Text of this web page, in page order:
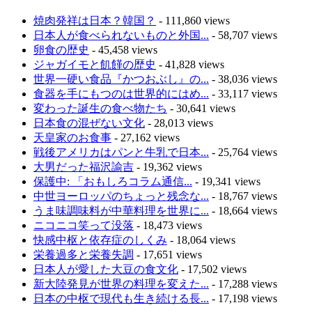
焼肉発祥は日本？韓国？ - 111,860 views
日本人が食べられないものと外国... - 58,707 views
卵食の歴史 - 45,458 views
ジャガイモと飢饉の歴史 - 41,828 views
世界一硬い食品『かつおぶし』の... - 38,036 views
食器を手にもつのは世界的にはめ... - 33,117 views
変わった誕生の食べ物たち - 30,641 views
日本食の混ぜない文化 - 28,013 views
天皇家のお食事 - 27,162 views
戦後アメリカはパンと牛乳で日本... - 25,764 views
大男だった福沢諭吉 - 19,362 views
保護中: 「おもしろコラム通信... - 19,341 views
中世ヨーロッパのちょっと残念な... - 18,767 views
うま味調味料が中華料理を世界に... - 18,664 views
ニコニコ笑って没落 - 18,473 views
快感中枢と依存症のしくみ - 18,064 views
栄養過多と栄養失調 - 17,651 views
日本人が愛した大豆の食文化 - 17,502 views
新大陸発見が世界の料理を変えた... - 17,288 views
日本の中枢で現代も生き続ける長... - 17,198 views